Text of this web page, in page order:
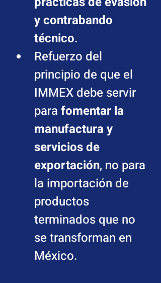
y contrabando
técnico.
Refuerzo del
principio de que el
IMMEX debe servir
para fomentar la
manufactura y
servicios de
exportación, no para
la importación de
productos
terminados que no
se transforman en
México.